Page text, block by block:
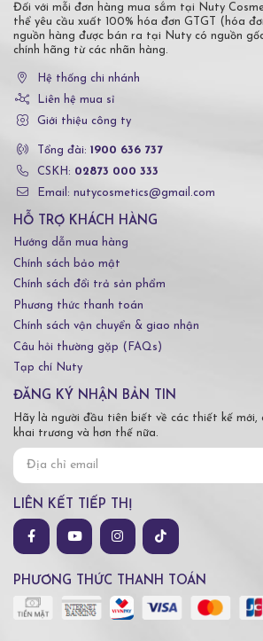
Đối với mỗi đơn hàng mua sắm tại Nuty
thể yêu cầu xuất 100% hóa đơn GTGT (hóa
nguồn hàng được bán ra tại Nuty có nguồn
chính hãng từ các nhãn hàng.
Hệ thống chi nhánh
Liên hệ mua sỉ
Giới thiệu công ty
Tổng đài: 1900 636 737
CSKH: 02873 000 333
Email: nutycosmetics@gmail.com
HỖ TRỢ KHÁCH HÀNG
Hướng dẫn mua hàng
Chính sách bảo mật
Chính sách đổi trả sản phẩm
Phương thức thanh toán
Chính sách vận chuyển & giao nhận
Câu hỏi thường gặp (FAQs)
Tạp chí Nuty
ĐĂNG KÝ NHẬN BẢN TIN
Hãy là người đầu tiên biết về các thiết kế mới,
khai trương và hơn thế nữa.
LIÊN KẾT TIẾP THỊ
PHƯƠNG THỨC THANH TOÁN